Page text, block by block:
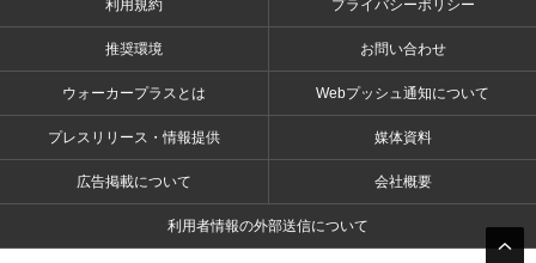
利用規約 プライバシーポリシー
推奨環境 お問い合わせ
ウォーカープラスとは Webプッシュ通知について
プレスリリース・情報提供 媒体資料
広告掲載について 会社概要
利用者情報の外部送信について